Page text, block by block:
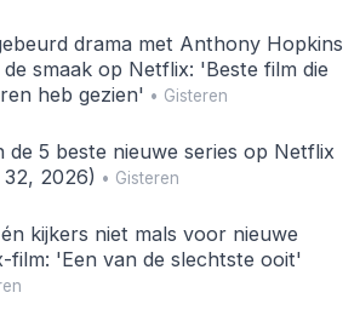
drama met Anthony Hopkins
smaak op Netflix: 'Beste film die
heb gezien' • Gisteren
de 5 beste nieuwe series op Netflix
32, 2026) • Gisteren
kijkers niet mals voor nieuwe
film: 'Een van de slechtste ooit'